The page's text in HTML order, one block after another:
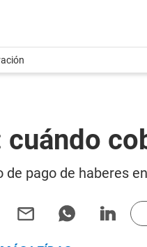
pago de haberes